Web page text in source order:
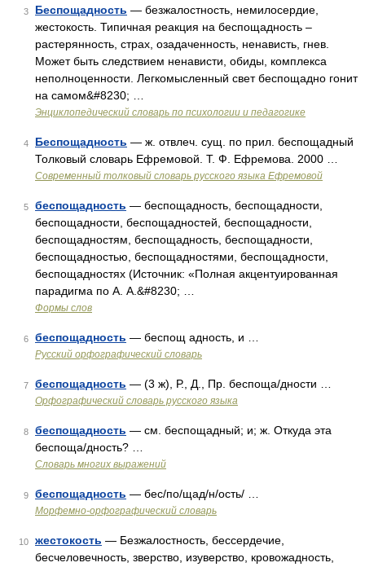
3 Беспощадность — безжалостность, немилосердие,
жестокость. Типичная реакция на беспощадность –
растерянность, страх, озадаченность, ненависть, гнев.
Может быть следствием ненависти, обиды, комплекса
неполноценности. Легкомысленный свет беспощадно гонит
на самом&#8230; …
Энциклопедический словарь по психологии и педагогике
4 Беспощадность — ж. отвлеч. сущ. по прил. беспощадный
Толковый словарь Ефремовой. Т. Ф. Ефремова. 2000 …
Современный толковый словарь русского языка Ефремовой
5 беспощадность — беспощадность, беспощадности,
беспощадности, беспощадностей, беспощадности,
беспощадностям, беспощадность, беспощадности,
беспощадностью, беспощадностями, беспощадности,
беспощадностях (Источник: «Полная акцентуированная
парадигма по А. А.&#8230; …
Формы слов
6 беспощадность — беспощ адность, и …
Русский орфографический словарь
7 беспощадность — (3 ж), Р., Д., Пр. беспоща/дности …
Орфографический словарь русского языка
8 беспощадность — см. беспощадный; и; ж. Откуда эта
беспоща/дность? …
Словарь многих выражений
9 беспощадность — бес/по/щад/н/ость/ …
Морфемно-орфографический словарь
10 жестокость — Безжалостность, бессердечие,
бесчеловечность, зверство, изуверство, кровожадность,